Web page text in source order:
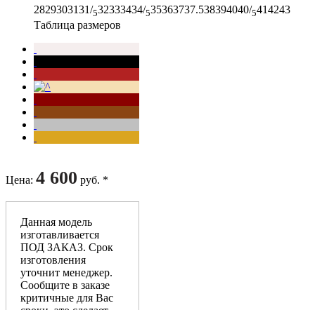
2829303131/532333434/535363737.538394040/5414243
Таблица размеров
Цена: 4 600 руб. *
Данная модель
изготавливается
ПОД ЗАКАЗ. Срок
изготовления
уточнит менеджер.
Сообщите в заказе
критичные для Вас